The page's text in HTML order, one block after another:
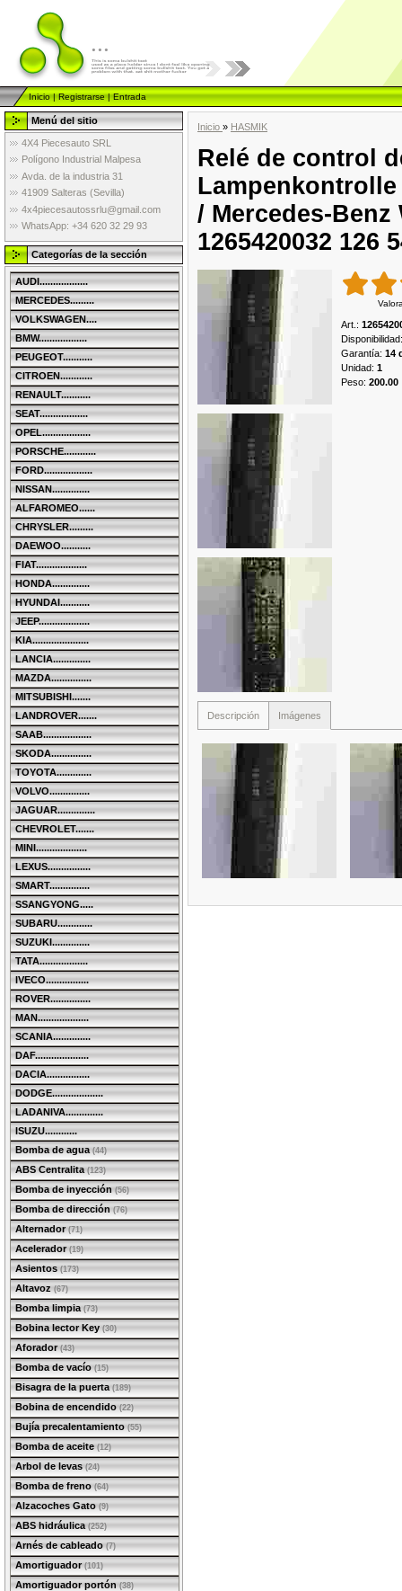
...
Inicio|Registrarse|Entrada
Menú del sitio
4X4 Piecesauto SRL
Polígono Industrial Malpesa
Avda. de la industria 31
41909 Salteras (Sevilla)
4x4piecesautossrlu@gmail.com
WhatsApp: +34 620 32 29 93
Categorías de la sección
AUDI..................
MERCEDES.........
VOLKSWAGEN....
BMW..................
PEUGEOT...........
CITROEN............
RENAULT...........
SEAT..................
OPEL..................
PORSCHE............
FORD..................
NISSAN..............
ALFAROMEO......
CHRYSLER.........
DAEWOO...........
FIAT...................
HONDA..............
HYUNDAI...........
JEEP...................
KIA.....................
LANCIA..............
MAZDA...............
MITSUBISHI.......
LANDROVER.......
SAAB..................
SKODA...............
TOYOTA.............
VOLVO...............
JAGUAR..............
CHEVROLET.......
MINI...................
LEXUS................
SMART...............
SSANGYONG.....
SUBARU.............
SUZUKI..............
TATA..................
IVECO................
ROVER...............
MAN...................
SCANIA..............
DAF....................
DACIA................
DODGE...................
LADANIVA..............
ISUZU............
Bomba de agua (44)
ABS Centralita (123)
Bomba de inyección (56)
Bomba de dirección (76)
Alternador (71)
Acelerador (19)
Asientos (173)
Altavoz (67)
Bomba limpia (73)
Bobina lector Key (30)
Aforador (43)
Bomba de vacío (15)
Bisagra de la puerta (189)
Bobina de encendido (22)
Bujía precalentamiento (55)
Bomba de aceite (12)
Arbol de levas (24)
Bomba de freno (64)
Alzacoches Gato (9)
ABS hidráulica (252)
Arnés de cableado (7)
Amortiguador (101)
Amortiguador portón (38)
Inicio » HASMIK
Relé de control
/ Mercedes-Benz
1265420032 126
Art. :
Disponibilidad:
Garantía: 14
Unidad: 1
Peso: 200.00
Descripción Imágenes